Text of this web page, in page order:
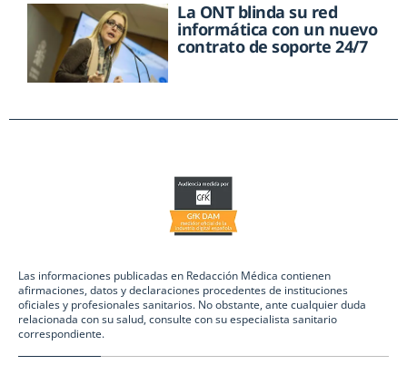
La ONT blinda su red
informática con un nuevo
contrato de soporte 24/7
Las informaciones publicadas en Redacción Médica contienen
afirmaciones, datos y declaraciones procedentes de instituciones
oficiales y profesionales sanitarios. No obstante, ante cualquier duda
relacionada con su salud, consulte con su especialista sanitario
correspondiente.